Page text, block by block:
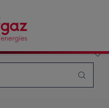
de vente (revendeur /
de gaz ou station GPL